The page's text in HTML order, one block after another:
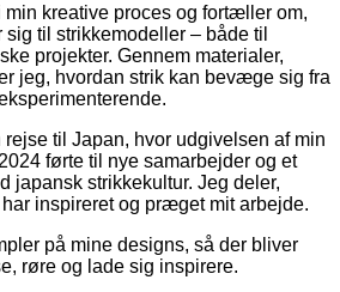
min kreative proces og fortæller om,
til strikkemodeller – både til
projekter. Gennem materialer,
jeg, hvordan strik kan bevæge sig fra
til Japan, hvor udgivelsen af min
førte til nye samarbejder og et
japansk strikkekultur. Jeg deler,
inspireret og præget mit arbejde.
på mine designs, så der bliver
røre og lade sig inspirere.